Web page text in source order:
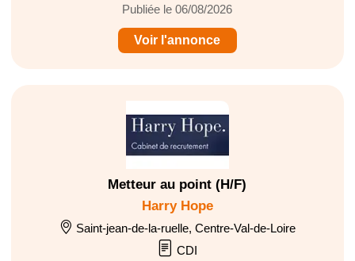
Publiée le 06/08/2026
Voir l'annonce
Metteur au point (H/F)
Harry Hope
Saint-jean-de-la-ruelle, Centre-Val-de-Loire
CDI